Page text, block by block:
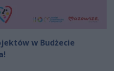
w Budżecie